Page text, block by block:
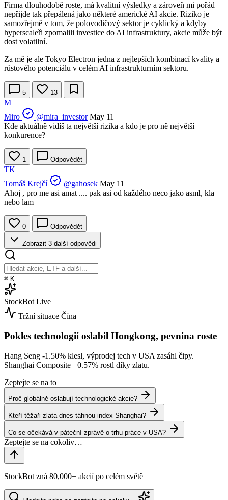
Firma dlouhodobě roste, má kvalitní výsledky a zároveň mi pořád
nepřijde tak přepálená jako některé americké AI akcie. Riziko je
samozřejmě v tom, že polovodičový sektor je cyklický a kdyby
hyperscaleři zpomalili investice do AI infrastruktury, akcie může být
dost volatilní.
Za mě je ale Tokyo Electron jedna z nejlepších kombinací kvality a
růstového potenciálu v celém AI infrastrukturním sektoru.
5 13
M
Miro
@mira_investor May 11
Kde aktuálně vidíš ta největší rizika a kdo je pro ně největší
konkurence?
1 Odpovědět
TK
Tomáš Krejčí
@gahosek May 11
Ahoj , pro me asi amat .... pak asi od každého neco jako asml, kla
nebo lam
0 Odpovědět
Zobrazit 3 další odpovědi
⌘ K
StockBot Live
Tržní situace Čína
Pokles technologií oslabil Hongkong, pevnina roste
Hang Seng -1.50% klesl, výprodej tech v USA zasáhl čipy.
Shanghai Composite +0.57% rostl díky zlatu.
Zeptejte se na to
Proč globálně oslabují technologické akcie?
Kteří těžaři zlata dnes táhnou index Shanghai?
Co se očekává v páteční zprávě o trhu práce v USA?
StockBot zná 80,000+ akcií po celém světě